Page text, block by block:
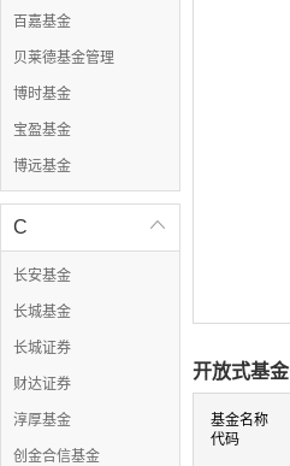
百嘉基金
贝莱德基金管理
博时基金
宝盈基金
博远基金

C
长安基金
长城基金
长城证券
财达证券
淳厚基金
创金合信基金
开放式基金
基金名称
代码